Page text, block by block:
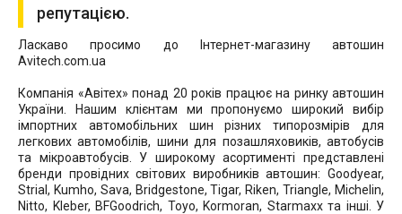
репутацією.
Ласкаво просимо до Інтернет-магазину автошин
Avitech.com.ua
Компанія «Авітех» понад 20 років працює на ринку автошин
України. Нашим клієнтам ми пропонуємо широкий вибір
імпортних автомобільних шин різних типорозмірів для
легкових автомобілів, шини для позашляховиків, автобусів
та мікроавтобусів. У широкому асортименті представлені
бренди провідних світових виробників автошин: Goodyear,
Strial, Kumho, Sava, Bridgestone, Tigar, Riken, Triangle, Michelin,
Nitto, Kleber, BFGoodrich, Toyo, Kormoran, Starmaxx та інші. У